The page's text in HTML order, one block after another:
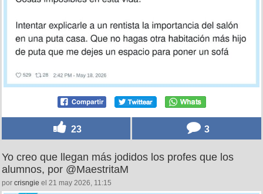
23 3
Yo creo que llegan más jodidos los profes que los
alumnos, por @MaestritaM
por crisngie el 21 may 2026, 11:15